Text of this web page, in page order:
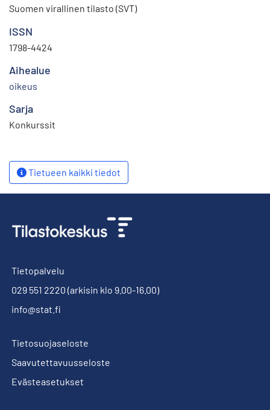
Suomen virallinen tilasto (SVT)
ISSN
1798-4424
Aihealue
oikeus
Sarja
Konkurssit
Tietueen kaikki tiedot
Tietopalvelu
029 551 2220 (arkisin klo 9.00-16.00)
info@stat.fi
Tietosuojaseloste
Saavutettavuusseloste
Evästeasetukset